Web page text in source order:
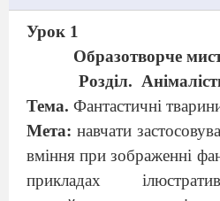
Урок 1
Образотворче
Розділ.
Тема. Фантастичні
Мета:навчати
вміння при зображенні
прикладах